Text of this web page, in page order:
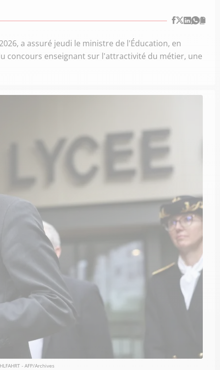
a assuré jeudi le ministre de l'Éducation, en
concours enseignant sur l'attractivité du métier, une
- AFP/Archives